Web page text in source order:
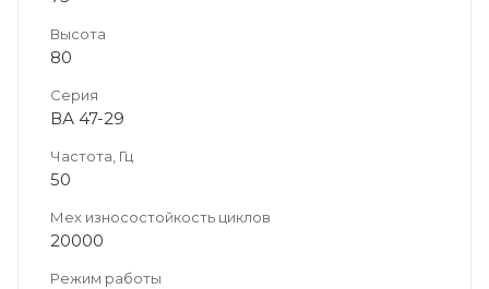
Высота
80
Серия
ВА 47-29
Частота, Гц
50
Мех износостойкость циклов
20000
Режим работы